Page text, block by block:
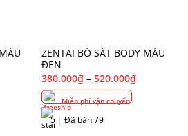
ZENTAI BÓ SÁT BODY MÀU
ĐEN
380.000₫ – 520.000₫
Miễn phí vận chuyển
5 | Đã bán 79